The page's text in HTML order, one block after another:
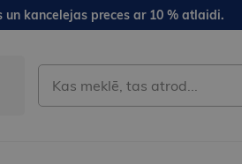
kancelejas preces ar 10 % atlaidi.